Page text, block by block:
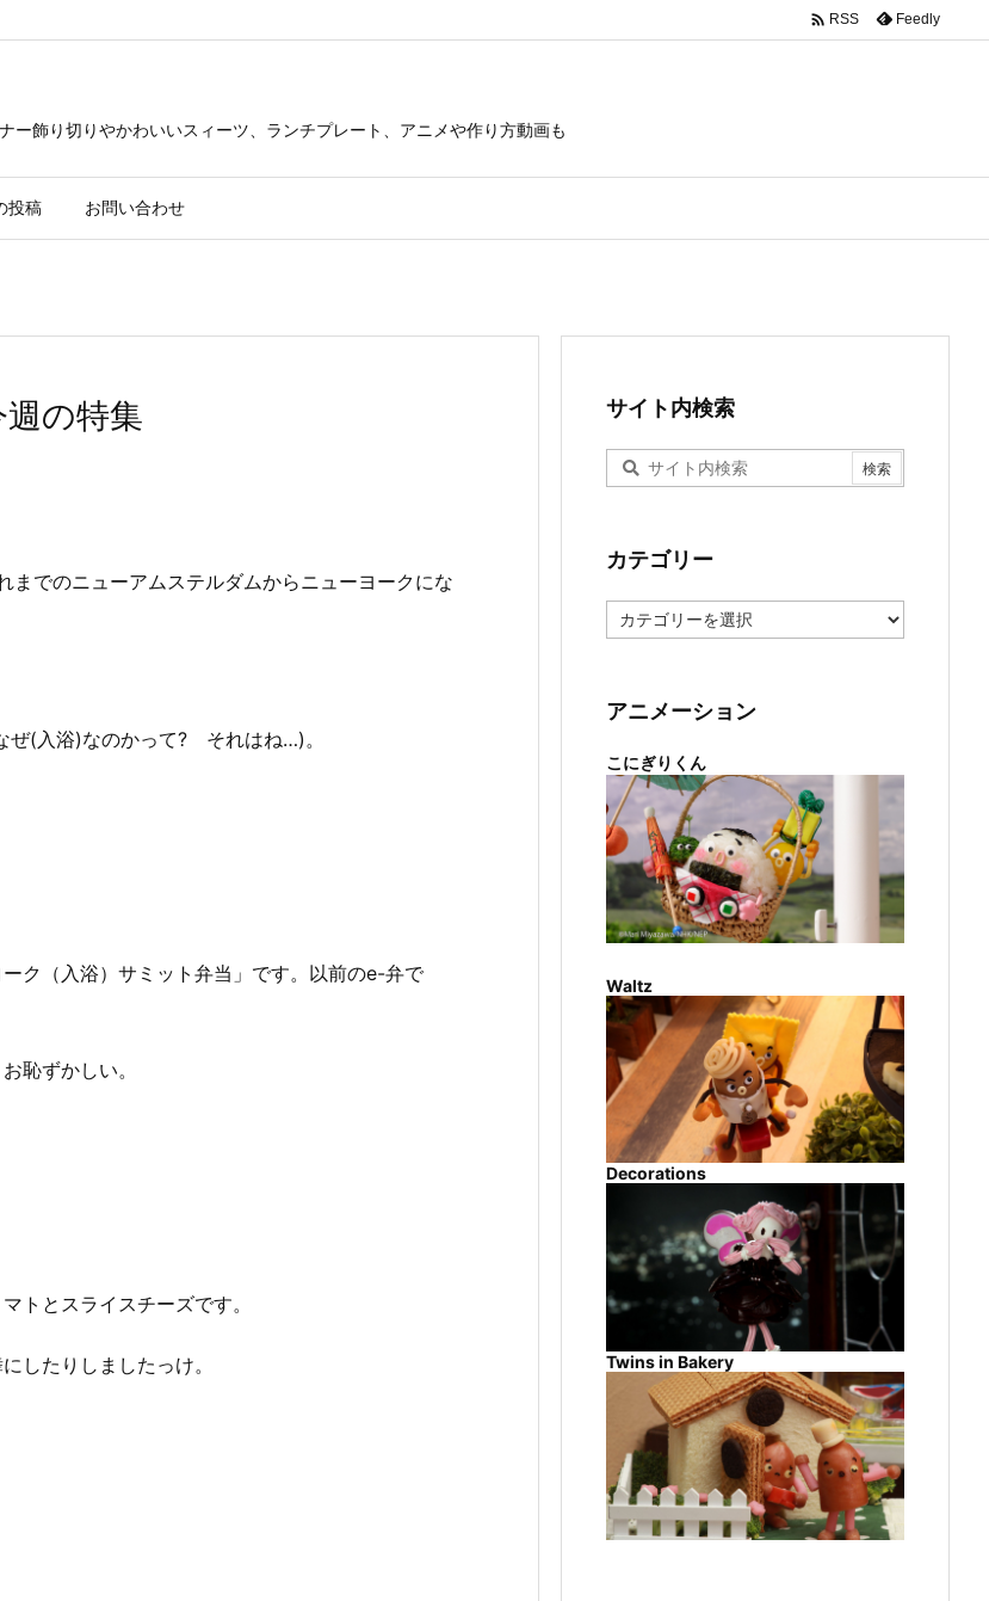
飾り切りやかわいいスィーツ、ランチプレート、アニメや作り方動画も
投稿 お問い合わせ
 RSS Feedly
の特集
でのニューアムステルダムからニューヨークにな
ぜ(入浴)なのかって? それはね…)。
ク（入浴）サミット弁当」です。以前のe-弁で
恥ずかしい。
トとスライスチーズです。
したりしましたっけ。
サイト内検索
カテゴリー
テ
ー
アニメーション
こにぎりくん
Waltz
Decorations
Twins in Bakery